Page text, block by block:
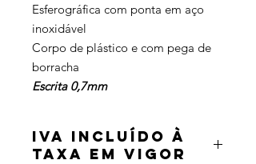
Esferográfica com ponta em aço
inoxidável
Corpo de plástico e com pega de
borracha
Escrita 0,7mm
IVA incluído à
taxa em vigor